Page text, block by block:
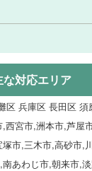
な対応エリア
区 兵庫区 長田区
西宮市,洲本市,芦屋
市,三木市,高砂市,
あわじ市,朝来市,